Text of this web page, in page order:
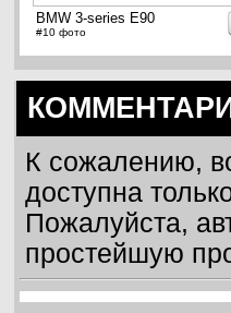
BMW 3-series E90
#10 фото
К сожалению,
доступна
Пожалуйста,
простейшую